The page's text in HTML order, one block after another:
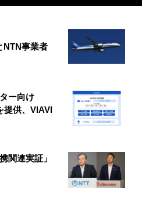
事業者
ー向け
提供、VIAVI
関連実証」